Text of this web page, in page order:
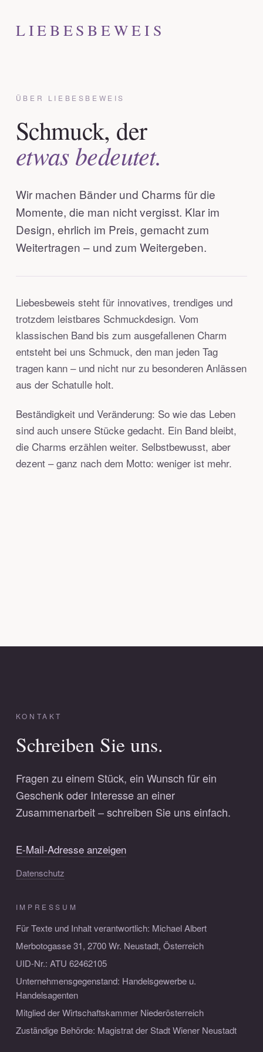
LIEBESBEWEIS
ÜBER LIEBESBEWEIS
Schmuck, der
etwas bedeutet.
Wir machen Bänder und Charms für die
Momente, die man nicht vergisst. Klar im
Design, ehrlich im Preis, gemacht zum
Weitertragen – und zum Weitergeben.
Liebesbeweis steht für innovatives, trendiges und
trotzdem leistbares Schmuckdesign. Vom
klassischen Band bis zum ausgefallenen Charm
entsteht bei uns Schmuck, den man jeden Tag
tragen kann – und nicht nur zu besonderen Anlässen
aus der Schatulle holt.
Beständigkeit und Veränderung: So wie das Leben
sind auch unsere Stücke gedacht. Ein Band bleibt,
die Charms erzählen weiter. Selbstbewusst, aber
dezent – ganz nach dem Motto: weniger ist mehr.
KONTAKT
Schreiben Sie uns.
Fragen zu einem Stück, ein Wunsch für ein
Geschenk oder Interesse an einer
Zusammenarbeit – schreiben Sie uns einfach.
E-Mail-Adresse anzeigen
Datenschutz
IMPRESSUM
Für Texte und Inhalt verantwortlich: Michael Albert
Merbotogasse 31, 2700 Wr. Neustadt, Österreich
UID-Nr.: ATU 62462105
Unternehmensgegenstand: Handelsgewerbe u.
Handelsagenten
Mitglied der Wirtschaftskammer Niederösterreich
Zuständige Behörde: Magistrat der Stadt Wiener Neustadt